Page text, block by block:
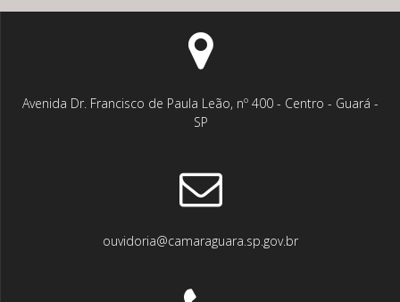
Avenida Dr. Francisco de Paula Leão, nº 400 - Centro - Guará -
SP
ouvidoria@camaraguara.sp.gov.br